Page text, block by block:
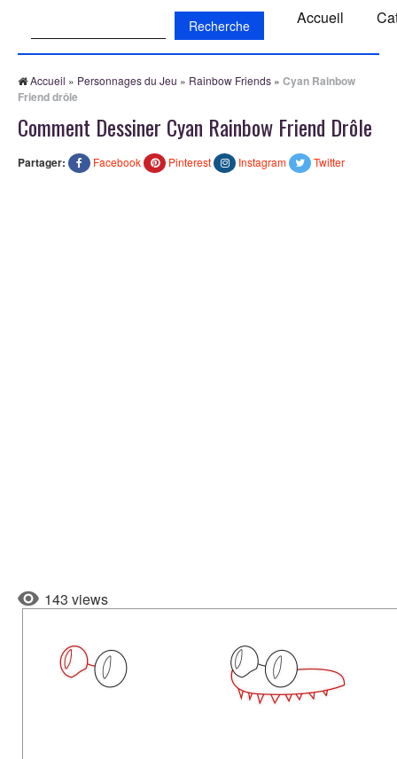
Accueil
Accueil » Personnages du Jeu » Rainbow Friends » Cyan Rainbow
Friend drôle
Comment Dessiner Cyan Rainbow Friend Drôle
Partager: Facebook Pinterest Instagram Twitter
143 views